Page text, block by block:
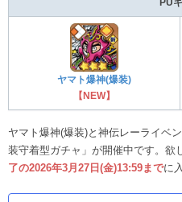
PU
ヤマト爆神(爆装)
【NEW】
ヤマト爆神(爆装)と神伝レーライベ
装守着型ガチャ」が開催中です。欲
了の2026年3月27日(金)13:59までに